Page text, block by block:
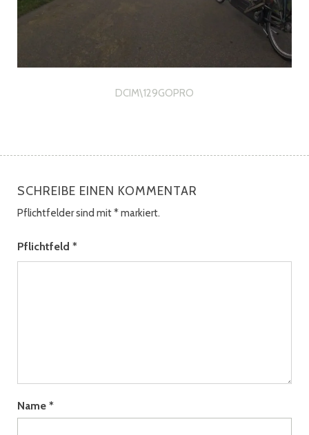
DCIM\129GOPRO
SCHREIBE EINEN KOMMENTAR
Pflichtfelder sind mit*markiert.
Pflichtfeld *
Name *